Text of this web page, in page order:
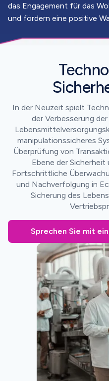
das Engagement für das
und fördern eine positive
In der Neuzeit spielt
der Verbesserung
manipulationssicheres
Überprüfung von
Ebene der Sicherheit
Fortschrittliche
und Nachverfolgung in
Sicherung des
Sprechen Sie mit